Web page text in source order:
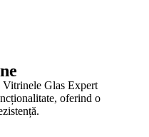
Glas Expert
oferind o